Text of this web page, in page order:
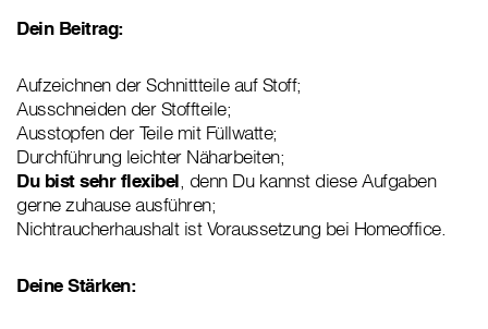
Dein Beitrag:
Aufzeichnen der Schnittteile auf Stoff;
Ausschneiden der Stoffteile;
Ausstopfen der Teile mit Füllwatte;
Durchführung leichter Näharbeiten;
Du bist sehr flexibel, denn Du kannst diese Aufgaben
gerne zuhause ausführen;
Nichtraucherhaushalt ist Voraussetzung bei Homeoffice.
Deine Stärken: